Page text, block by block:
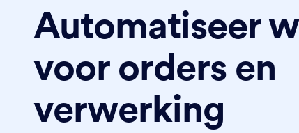
Automatiseer
voor orders en
verwerking